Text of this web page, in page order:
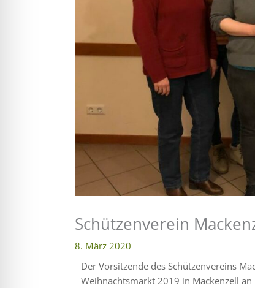
Schützenverein
8. März 2020
Der Vorsitzende des Schützenvereins
Weihnachtsmarkt 2019 in Mackenzell
sicherer Modus